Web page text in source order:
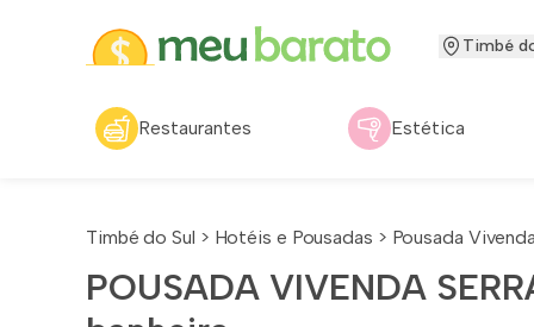
Timbé
Restaurantes Estética
Timbé do Sul > Hotéis e Pousadas > Pousada
POUSADA VIVENDA